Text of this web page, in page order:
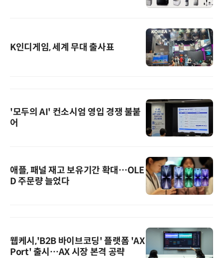
K인디게임, 세계 무대 출사표
'모두의 AI' 컨소시엄 영입 경쟁 불붙
어
애플, 패널 재고 보유기간 확대…OLE
D 주문량 늘었다
웹케시,'B2B 바이브코딩' 플랫폼 'AX
Port' 출시…AX 시장 본격 공략